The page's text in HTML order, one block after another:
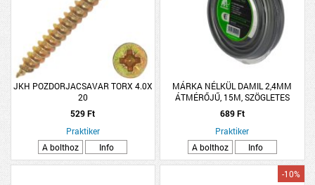
JKH POZDORJACSAVAR TORX 4.0X
20
529 Ft
Praktiker
A bolthoz
Info
MÁRKA NÉLKÜL DAMIL 2,4MM
ÁTMÉRŐJŰ, 15M, SZÖGLETES
PROFILÚ, ALU, BLISZTERES,
FŰKASZÁHOZ
689 Ft
Praktiker
A bolthoz
Info
-10%